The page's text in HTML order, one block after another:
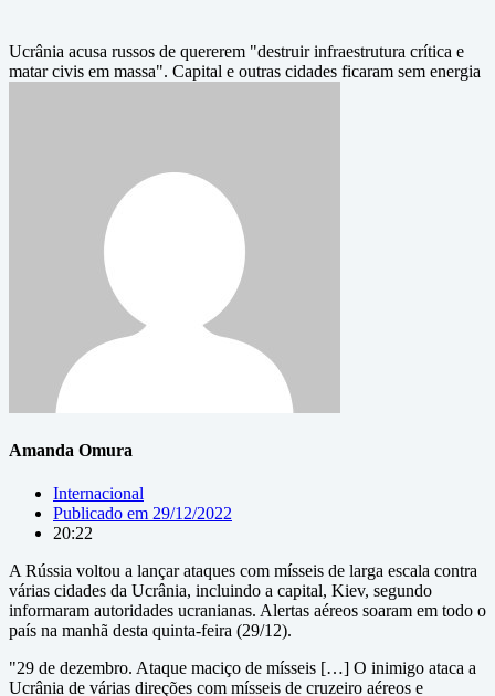
Ucrânia acusa russos de quererem "destruir infraestrutura crítica e
matar civis em massa". Capital e outras cidades ficaram sem energia
Amanda Omura
Internacional
Publicado em 29/12/2022
20:22
A Rússia voltou a lançar ataques com mísseis de larga escala contra
várias cidades da Ucrânia, incluindo a capital, Kiev, segundo
informaram autoridades ucranianas. Alertas aéreos soaram em todo o
país na manhã desta quinta-feira (29/12).
"29 de dezembro. Ataque maciço de mísseis […] O inimigo ataca a
Ucrânia de várias direções com mísseis de cruzeiro aéreos e